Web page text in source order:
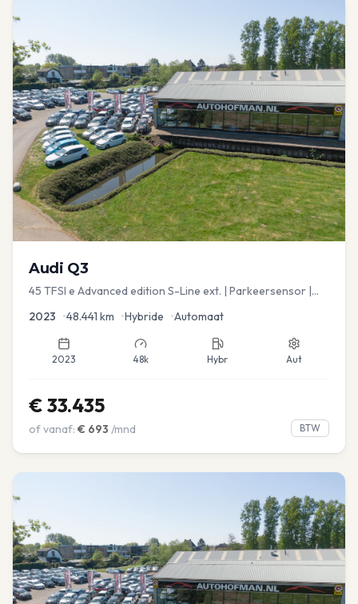
Audi Q3
45 TFSI e Advanced edition S-Line ext. | Parkeersensor |
2023 •48.441 km •Hybride •Automaat
2023 48k Hybr Aut
€ 33.435
of vanaf: € 693 /mnd BTW